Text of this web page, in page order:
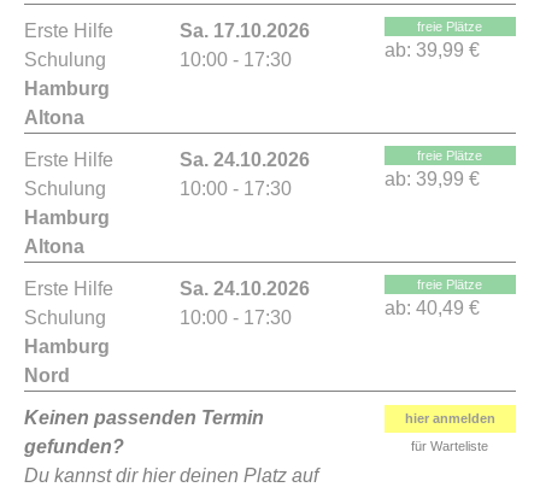
Erste Hilfe
Schulung
Hamburg
Altona
Sa. 17.10.2026
10:00 - 17:30
freie Plätze
ab: 39,99 €
Erste Hilfe
Schulung
Hamburg
Altona
Sa. 24.10.2026
10:00 - 17:30
freie Plätze
ab: 39,99 €
Erste Hilfe
Schulung
Hamburg
Nord
Sa. 24.10.2026
10:00 - 17:30
freie Plätze
ab: 40,49 €
Keinen passenden Termin
gefunden?
Du kannst dir hier deinen Platz auf
hier anmelden
für Warteliste